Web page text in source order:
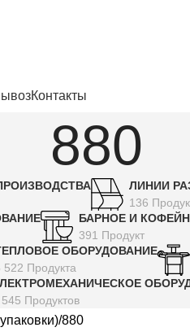
Контакты
880
ЛИНИИ
136
БАРНОЕ И
391 Продукт
ОБОРУДОВАНИЕ
522 Продукта
Продуктов
880